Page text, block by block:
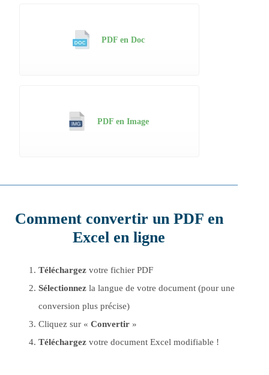
PDF en Doc
PDF en Image
Comment convertir un PDF en
Excel en ligne
Téléchargez votre fichier PDF
Sélectionnez la langue de votre document (pour une
conversion plus précise)
Cliquez sur « Convertir »
Téléchargez votre document Excel modifiable !